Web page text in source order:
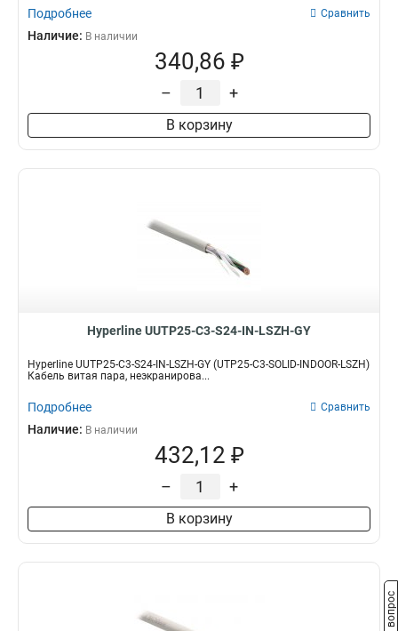
Подробнее Сравнить
Наличие: В наличии
340,86 ₽
– +
В корзину
Hyperline UUTP25-C3-S24-IN-LSZH-GY
Hyperline UUTP25-C3-S24-IN-LSZH-GY (UTP25-C3-SOLID-INDOOR-LSZH)
Кабель витая пара, неэкранирова...
Подробнее Сравнить
Наличие: В наличии
432,12 ₽
– +
В корзину